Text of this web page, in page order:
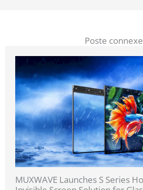
Poste connexe
MUXWAVE Launches S Series